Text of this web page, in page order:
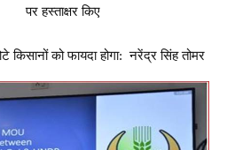
पर हस्ताक्षर किए
को फायदा होगा: नरेंद्र सिंह तोमर